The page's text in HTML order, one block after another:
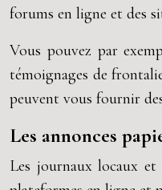
forums en ligne et des
Vous pouvez par
témoignages de
peuvent vous fournir
Les annonces
Les journaux locaux et